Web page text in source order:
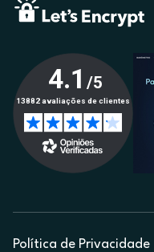
Política de Privacidade